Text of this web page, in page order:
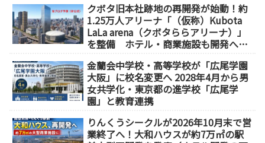
クボタ旧本社跡地の再開発が始動！約
1.25万人アリーナ「（仮称）Kubota
LaLa arena（クボタららアリーナ）」
を整備 ホテル・商業施設も開発へ
金蘭会中学校・高等学校が「広尾学園
大阪」に校名変更へ 2028年4月から男
女共学化・東京都の進学校「広尾学
園」と教育連携
りんくうシークルが2026年10月末で営
業終了へ！大和ハウスが約7万㎡の駅